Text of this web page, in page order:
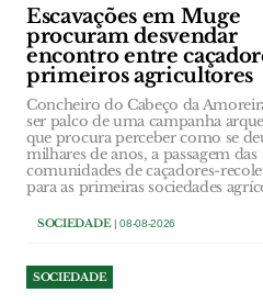
Escavações em Muge
procuram desvendar
encontro entre
primeiros agricultores
Concheiro do Cabeço da
ser palco de uma campanha
que procura perceber como se
milhares de anos, a passagem das
comunidades de caçadores-
para as primeiras sociedades
SOCIEDADE| 08-08-2026
SOCIEDADE